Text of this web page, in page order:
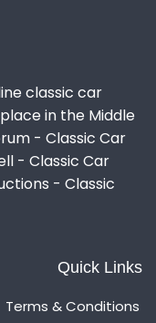
classic car
in the Middle
- Classic Car
- Classic Car
- Classic
Quick Links
Terms & Conditions